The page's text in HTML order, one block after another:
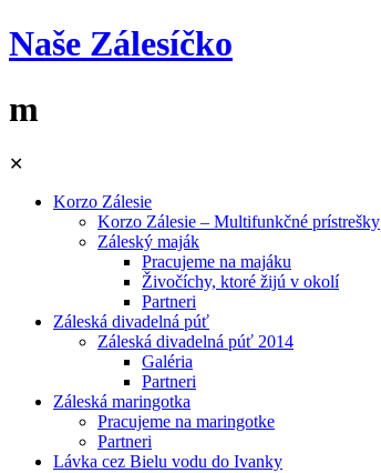
Naše Zálesíčko
m
Skip
content
✕
Korzo Zálesie
Korzo Zálesie – Multifunkčné prístrešky
Záleský maják
Pracujeme na majáku
Živočíchy, ktoré žijú v okolí
Partneri
Záleská divadelná púť
Záleská divadelná púť 2014
Galéria
Partneri
Záleská maringotka
Pracujeme na maringotke
Partneri
Lávka cez Bielu vodu do Ivanky